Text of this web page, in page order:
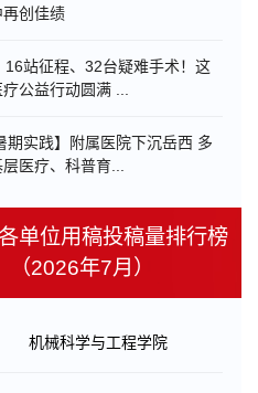
创佳绩
16站征程、32台疑难手术！这
公益行动圆满 ...
期实践】附属医院下沉岳西 多
医疗、科普育...
单位用稿投稿量排行榜
（2026年7月）
机械科学与工程学院